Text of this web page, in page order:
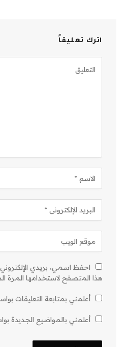
اترك تعليقاً
احفظ اسمي، بريدي
هذا المتصفح لاستخدامها المرة
أعلمني بمتابعة التعليقات
أعلمني بالمواضيع الجديدة